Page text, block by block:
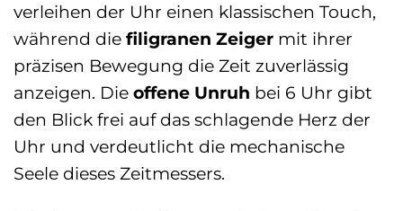
verleihen der Uhr einen klassischen Touch,
während die filigranen Zeiger mit ihrer
präzisen Bewegung die Zeit zuverlässig
anzeigen. Die offene Unruh bei 6 Uhr gibt
den Blick frei auf das schlagende Herz der
Uhr und verdeutlicht die mechanische
Seele dieses Zeitmessers.